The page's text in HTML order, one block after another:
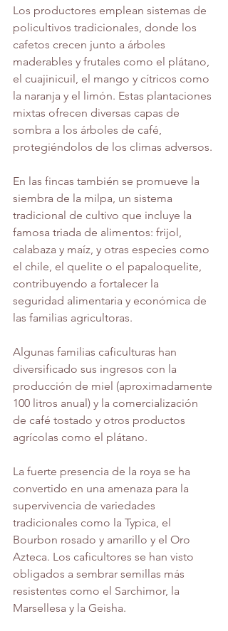
Los productores emplean sistemas de
policultivos tradicionales, donde los
cafetos crecen junto a árboles
maderables y frutales como el plátano,
el cuajinicuil, el mango y cítricos como
la naranja y el limón. Estas plantaciones
mixtas ofrecen diversas capas de
sombra a los árboles de café,
protegiéndolos de los climas adversos.
En las fincas también se promueve la
siembra de la milpa, un sistema
tradicional de cultivo que incluye la
famosa triada de alimentos: frijol,
calabaza y maíz, y otras especies como
el chile, el quelite o el papaloquelite,
contribuyendo a fortalecer la
seguridad alimentaria y económica de
las familias agricultoras.
Algunas familias caficulturas han
diversificado sus ingresos con la
producción de miel (aproximadamente
100 litros anual) y la comercialización
de café tostado y otros productos
agrícolas como el plátano.
La fuerte presencia de la roya se ha
convertido en una amenaza para la
supervivencia de variedades
tradicionales como la Typica, el
Bourbon rosado y amarillo y el Oro
Azteca. Los caficultores se han visto
obligados a sembrar semillas más
resistentes como el Sarchimor, la
Marsellesa y la Geisha.